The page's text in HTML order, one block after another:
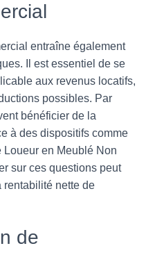
entraîne également
Il est essentiel de se
aux revenus locatifs,
possibles. Par
bénéficier de la
à des dispositifs comme
Loueur en Meublé Non
sur ces questions peut
rentabilité nette de
de